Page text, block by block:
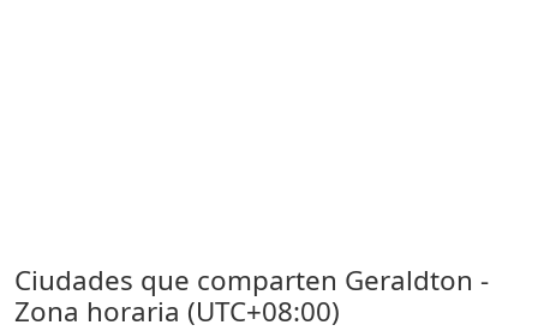
Ciudades que comparten Geraldton -
Zona horaria (UTC+08:00)